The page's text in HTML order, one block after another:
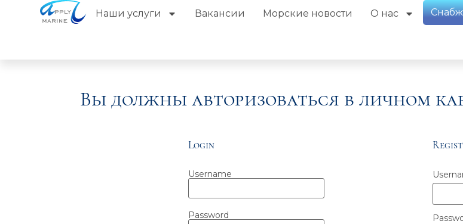
Наши услуги Вакансии Морские новости О нас
Вы должны авторизоваться в личном
Login
Username
Password